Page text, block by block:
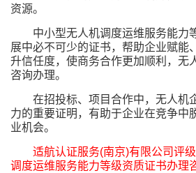
资源。
中小型无人机调度运维服务能力
展中必不可少的证书，帮助企业赋能
升信任度，使商务合作更加顺利，无
咨询办理。
在招投标、项目合作中，无人机
力的重要证明，有助于企业在竞争中
业机会。
适航认证服务(南京)有限公司评
调度运维服务能力等级资质证书办理